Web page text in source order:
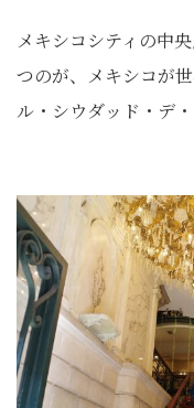
メキシコシティの中
つのが、メキシコが
ル・シウダッド・デ・